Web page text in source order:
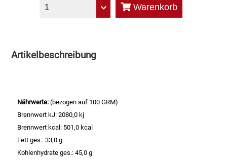
Essig
Fertiggerichte trocken
Fruchtsaft
Frühstück / Cerealien
Warenkorb
Artikelbeschreibung
Nährwerte:(bezogen auf 100 GRM)
Brennwert kJ: 2080,0 kj
Brennwert kcal: 501,0 kcal
Fett ges.: 33,0 g
Kohlenhydrate ges.: 45,0 g